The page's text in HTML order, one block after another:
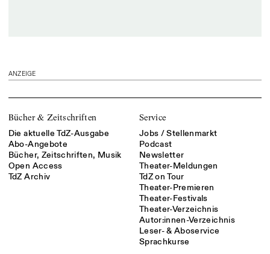
ANZEIGE
Bücher & Zeitschriften
Die aktuelle TdZ-Ausgabe
Abo-Angebote
Bücher, Zeitschriften, Musik
Open Access
TdZ Archiv
Service
Jobs / Stellenmarkt
Podcast
Newsletter
Theater-Meldungen
TdZ on Tour
Theater-Premieren
Theater-Festivals
Theater-Verzeichnis
Autor:innen-Verzeichnis
Leser- & Aboservice
Sprachkurse